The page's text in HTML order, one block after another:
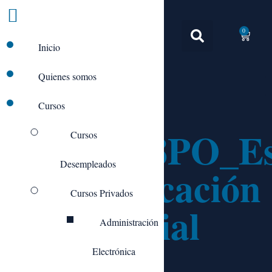
0
y Comunicación
Empresarial
Inicio
Quienes somos
Cursos
Cursos
Desempleados
Cursos Privados
Administración
Electrónica